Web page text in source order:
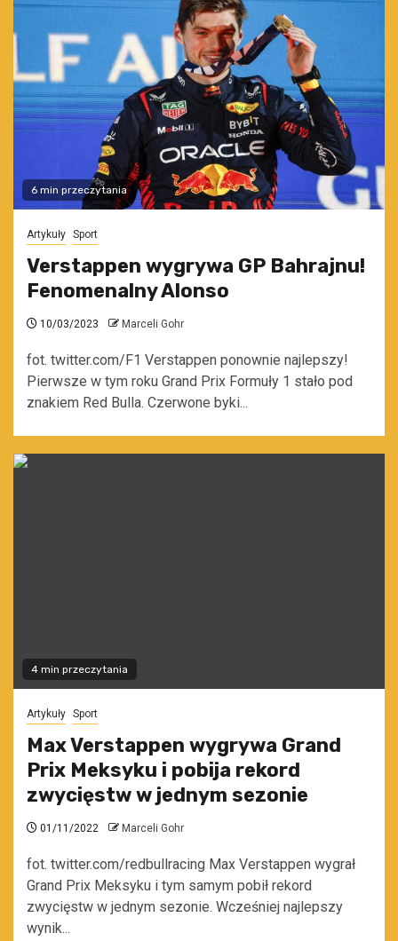
6 min przeczytania
Artykuły Sport
Verstappen wygrywa GP Bahrajnu!
Fenomenalny Alonso
10/03/2023 Marceli Gohr
fot. twitter.com/F1 Verstappen ponownie najlepszy!
Pierwsze w tym roku Grand Prix Formuły 1 stało pod
znakiem Red Bulla. Czerwone byki...
4 min przeczytania
Artykuły Sport
Max Verstappen wygrywa Grand
Prix Meksyku i pobija rekord
zwycięstw w jednym sezonie
01/11/2022 Marceli Gohr
fot. twitter.com/redbullracing Max Verstappen wygrał
Grand Prix Meksyku i tym samym pobił rekord
zwycięstw w jednym sezonie. Wcześniej najlepszy
wynik...